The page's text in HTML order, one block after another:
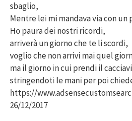
sbaglio,
Mentre lei mi mandava via con
Ho paura dei nostri ricordi,
arriverà un giorno che te li scordi,
voglio che non arrivi mai quel
ma il giorno in cui prendi il
stringendoti le mani per poi
https://
26/12/2017